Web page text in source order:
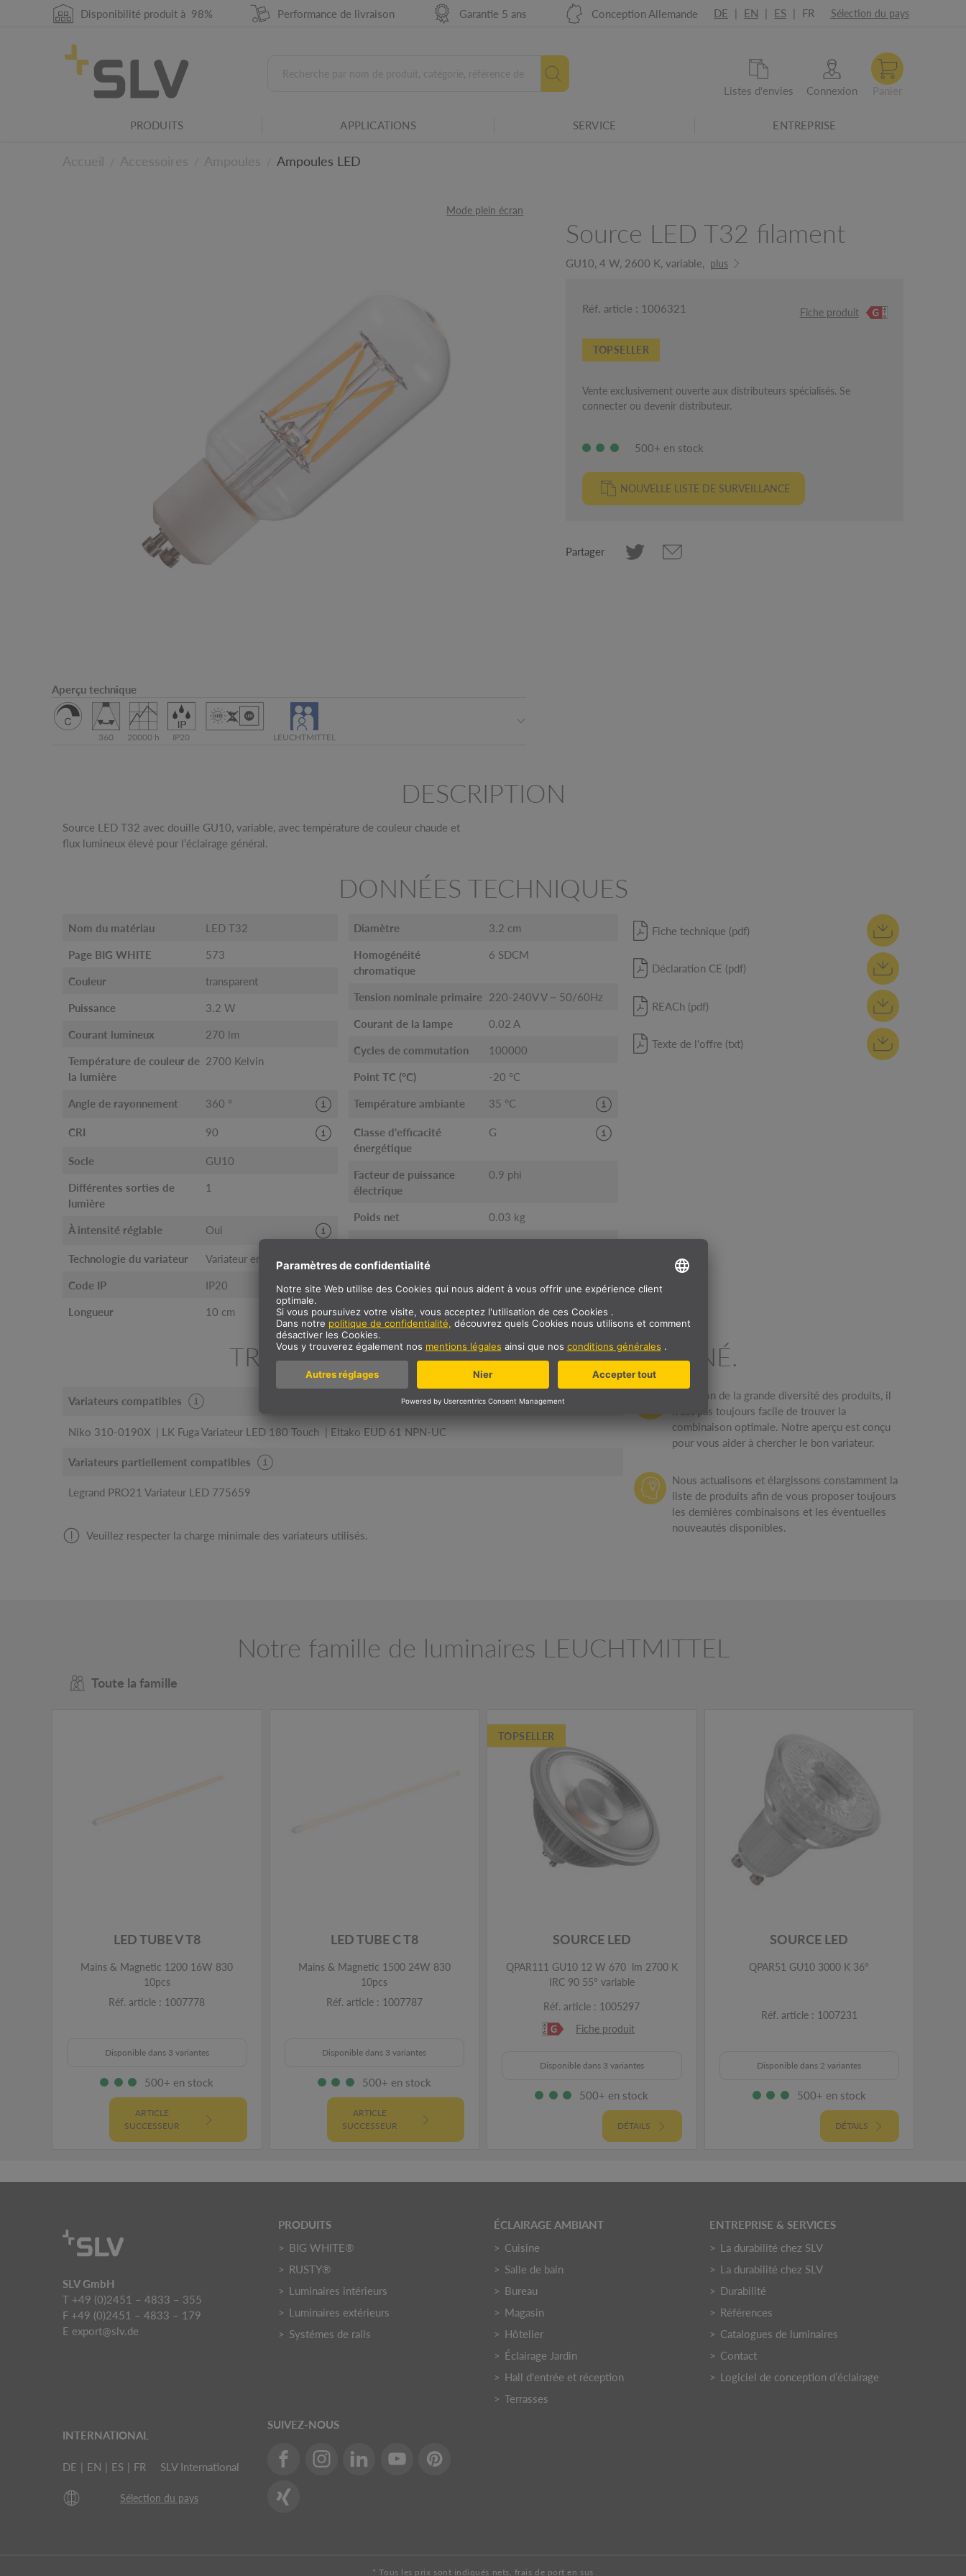
Disponibilité produit à 98% Performance de livraison Garantie 5 ans Conception Allemande DE | EN | ES | FR Sélection du pays
Listes d'envies Connexion
PRODUITS APPLICATIONS SERVICE ENTREPRISE
Ampoules LED
Mode plein écran
Aperçu technique
360 20000 h IP20 LEUCHTMITTEL
Cette valeur indique l'angle de rayonnement en degrés. Plus sa valeur est faible, plus la
concentration de la lumière est élevée.
Durée de vie moyenne d'une ampoule ou source lumineuse en heures.
Indique de protection IP
différentes conditions environnementales.
La source lumineuse (fournie) ne peut pas être remplacée.
Source LED T32 filament
GU10, 4 W, 2600 K, variable, plus
Réf. article : 1006321 Fiche produit
TOPSELLER
Vente exclusivement ouverte aux distributeurs spécialisés. Se
connecter ou devenir distributeur.
500+ en stock
NOUVELLE LISTE DE SURVEILLANCE
Partager
DESCRIPTION
Source LED T32 avec douille GU10, variable, avec température de couleur chaude et
flux lumineux élevé pour l’éclairage général.
DONNÉES TECHNIQUES
Nom du matériau LED T32
Page BIG WHITE 573
Couleur transparent
Puissance 3.2 W
Courant lumineux 270 lm
Température de couleur de
la lumière
2700 Kelvin
Angle de rayonnement 360 °
CRI 90
Socle GU10
Différentes sorties de
lumière
1
À intensité réglable Oui
Technologie du variateur Variateur en fin de phase
Code IP IP20
Longueur 10 cm
Diamètre 3.2 cm
Homogénéité
chromatique
6 SDCM
Tension nominale primaire 220-240V V ~ 50/60Hz
Courant de la lampe 0.02 A
Cycles de commutation 100000
Point TC (°C) -20 °C
Température ambiante 35 °C
Classe d'efficacité
énergétique
G
Facteur de puissance
électrique
0.9 phi
Poids net 0.03 kg
Consommation pondérée 4 kWh/1.000h
Données LXXBXX
Durée de vie 20000 h
Fiche technique (pdf)
Déclaration CE (pdf)
REACh (pdf)
Texte de l'offre (txt)
TROUVEZ UN VARIATEUR. BIEN COMBINÉ.
Variateurs compatibles
Niko 310-0190X LK Fuga Variateur LED 180 Touch Eltako EUD 61 NPN-UC
Variateurs partiellement compatibles
Legrand PRO21 Variateur LED 775659
Veuillez respecter la charge minimale des variateurs utilisés.
En raison de la grande diversité des produits, il
n'est pas toujours facile de trouver la
combinaison optimale. Notre aperçu est conçu
pour vous aider à chercher le bon variateur.
Nous actualisons et élargissons constamment la
liste de produits afin de vous proposer toujours
les dernières combinaisons et les éventuelles
nouveautés disponibles.
Notre famille de luminaires LEUCHTMITTEL
Toute la famille
LED TUBE V T8
Mains & Magnetic 1200 16W 830
10pcs
Réf. article : 1007778
Disponible dans 3 variantes
500+ en stock
ARTICLE
SUCCESSEUR
LED TUBE C T8
Mains & Magnetic 1500 24W 830
10pcs
Réf. article : 1007787
Disponible dans 3 variantes
500+ en stock
ARTICLE
SUCCESSEUR
TOPSELLER
SOURCE LED
QPAR111 GU10 12 W 670 lm 2700 K
IRC 90 55° variable
Réf. article : 1005297
Fiche produit
Disponible dans 3 variantes
500+ en stock
DÉTAILS
SOURCE LED
QPAR51 GU10 3000 K 36°
Réf. article : 1007231
Disponible dans 2 variantes
500+ en stock
DÉTAILS
SLV GmbH
T +49 (0)2451 – 4833 – 355
F +49 (0)2451 – 4833 – 179
E export@slv.de
PRODUITS
BIG WHITE®
RUSTY®
Luminaires intérieurs
Luminaires extérieurs
Systémes de rails
ÉCLAIRAGE AMBIANT
Cuisine
Salle de bain
Bureau
Magasin
Hôtelier
Éclairage Jardin
Hall d'entrée et réception
Terrasses
ENTREPRISE & SERVICES
La durabilité chez SLV
La durabilité chez SLV
Durabilité
Références
Catalogues de luminaires
Contact
Logiciel de conception d’éclairage
INTERNATIONAL
DE | EN | ES | FR SLV International
Sélection du pays
SUIVEZ-NOUS
* Tous les prix sont indiqués nets, frais de port en sus